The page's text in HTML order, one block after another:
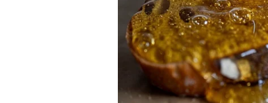
குறிப்பிடுகிறது.